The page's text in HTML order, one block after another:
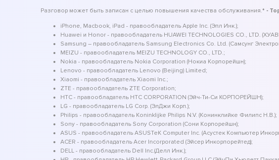
Разговор может быть записан с целью повышения качества обслуживания.* -
iPhone, Macbook, iPad - правообладатель Apple Inc. (Эпл Инк.);
Huawei и Honor - правообладатель HUAWEI TECHNOLOGIES CO., LTD.
Samsung – правообладатель Samsung Electronics Co. Ltd. (Самсунг
MEIZU - правообладатель MEIZU TECHNOLOGY CO., LTD.;
Nokia - правообладатель Nokia Corporation (Нокиа Корпорейшн);
Lenovo - правообладатель Lenovo (Beijing) Limited;
Xiaomi - правообладатель Xiaomi Inc.;
ZTE - правообладатель ZTE Corporation;
HTC - правообладатель HTC CORPORATION (Эйч-Ти-Си КОРПОРЕЙШН);
LG - правообладатель LG Corp. (ЭлДжи Корп.);
Philips - правообладатель Koninklijke Philips N.V. (Конинклийке Филипс Н.В.);
Sony - правообладатель Sony Corporation (Сони Корпорейшн);
ASUS - правообладатель ASUSTeK Computer Inc. (Асустек Компьютер
ACER - правообладатель Acer Incorporated (Эйсер Инкорпорейтед);
DELL - правообладатель Dell Inc.(Делл Инк.);